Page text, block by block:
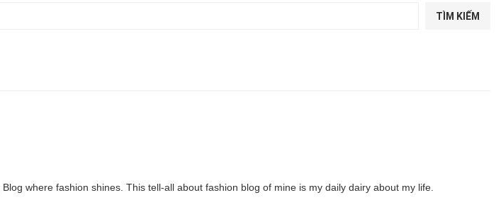
TÌM KIẾM
where fashion shines. This tell-all about fashion blog of mine is my daily dairy about my life.